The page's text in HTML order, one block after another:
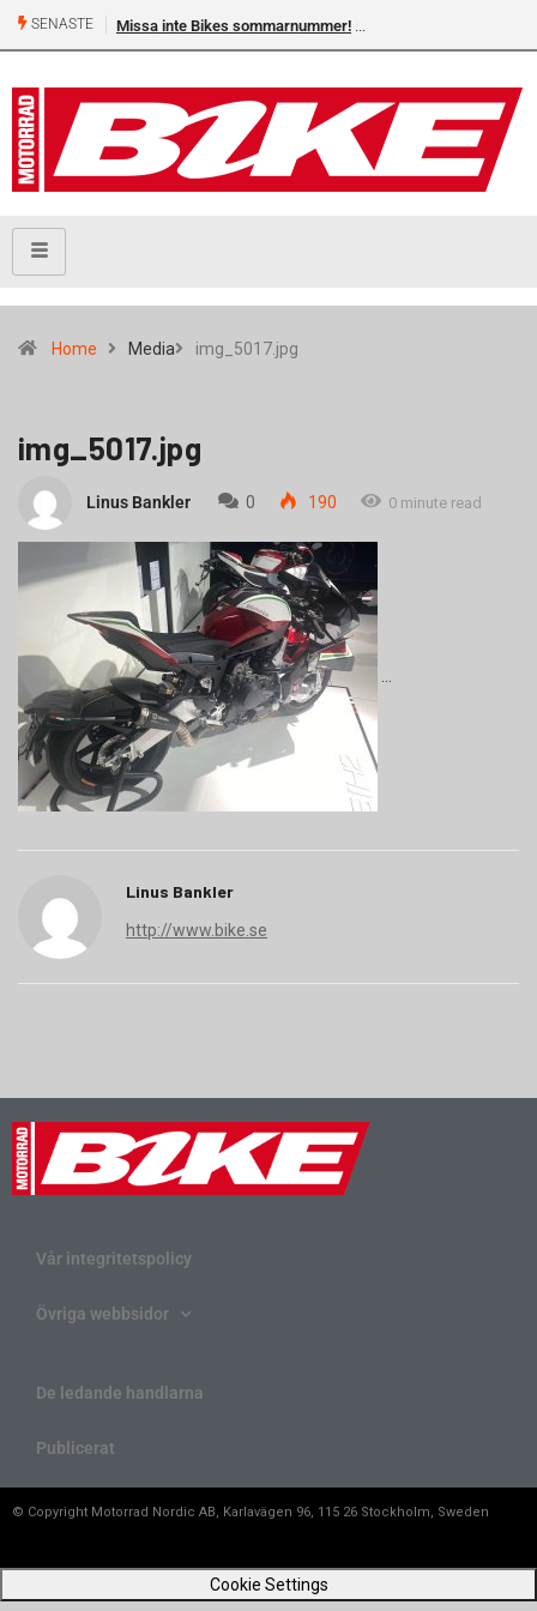
SENASTE Missa inte Bikes sommarnummer!
Home Media img_5017.jpg
img_5017.jpg
Linus Bankler 0 190 0 minute read
Linus Bankler
http://www.bike.se
Vår integritetspolicy
Övriga webbsidor
De ledande handlarna
Publicerat
© Copyright Motorrad Nordic AB, Karlavägen 96, 115 26 Stockholm, Sweden
Cookie Settings